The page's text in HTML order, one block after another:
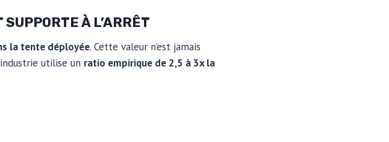
À L’ARRÊT
la tente déployée. Cette valeur n’est jamais
utilise un ratio empirique de 2,5 à 3x la